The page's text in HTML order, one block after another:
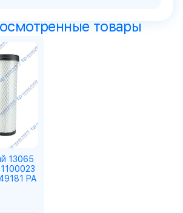
товары
13065
PA